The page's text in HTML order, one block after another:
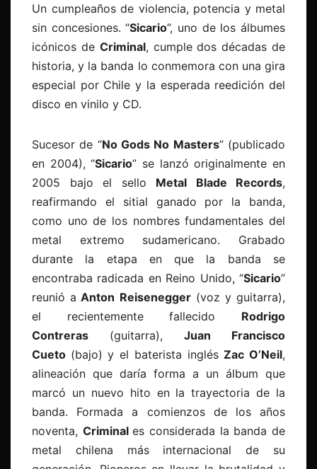
Un cumpleaños de violencia, potencia y metal
sin concesiones. “Sicario”, uno de los álbumes
icónicos de Criminal, cumple dos décadas de
historia, y la banda lo conmemora con una gira
especial por Chile y la esperada reedición del
disco en vinilo y CD.
Sucesor de “No Gods No Masters” (publicado
en 2004), “Sicario” se lanzó originalmente en
2005 bajo el sello Metal Blade Records,
reafirmando el sitial ganado por la banda,
como uno de los nombres fundamentales del
metal extremo sudamericano. Grabado
durante la etapa en que la banda se
encontraba radicada en Reino Unido, “Sicario”
reunió a Anton Reisenegger(voz y guitarra),
el recientemente fallecido Rodrigo
Contreras (guitarra), Juan Francisco
Cueto (bajo) y el baterista inglésZac O’Neil,
alineación que daría forma a un álbum que
marcó un nuevo hito en la trayectoria de la
banda. Formada a comienzos de los años
noventa, Criminales considerada la banda de
metal chilena más internacional de su